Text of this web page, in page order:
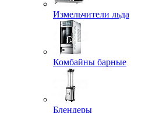
Измельчители льда
Комбайны барные
Блендеры